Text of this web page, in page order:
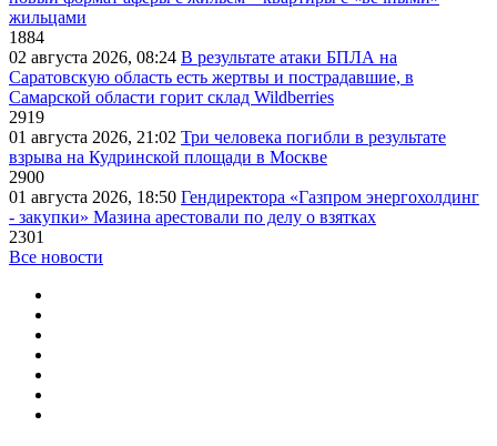
жильцами
1884
02 августа 2026, 08:24 В результате атаки БПЛА на
Саратовскую область есть жертвы и пострадавшие, в
Самарской области горит склад Wildberries
2919
01 августа 2026, 21:02 Три человека погибли в результате
взрыва на Кудринской площади в Москве
2900
01 августа 2026, 18:50 Гендиректора «Газпром энергохолдинг
- закупки» Мазина арестовали по делу о взятках
2301
Все новости